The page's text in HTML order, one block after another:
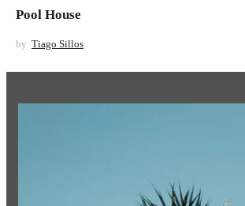
Pool House
by Tiago Sillos